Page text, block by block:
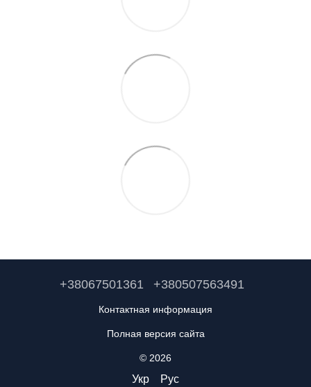
+38067501361 +380507563491
Контактная информация
Полная версия сайта
© 2026
Укр Рус